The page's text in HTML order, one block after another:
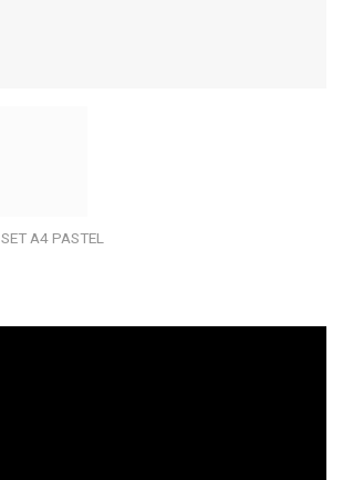
SET A4 PASTEL